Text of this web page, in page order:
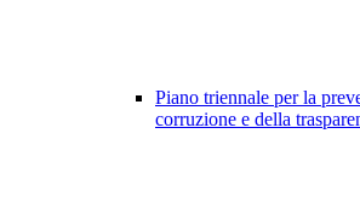
Piano triennale per la
corruzione e della